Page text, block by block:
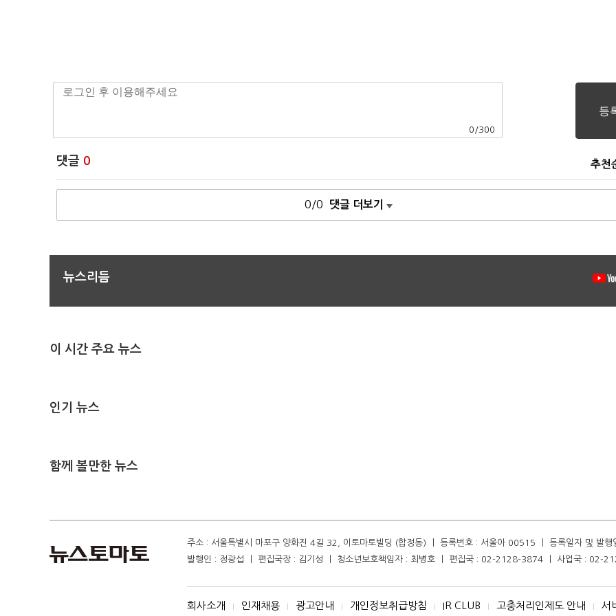
0 /300
댓글 0 추천
0/0 댓글 더보기
뉴스리듬
이 시간 주요 뉴스
인기 뉴스
함께 볼만한 뉴스
주소 : 서울특별시 마포구 양화진 4길 32, 이토마토빌딩 (합정동) ㅣ 등록번호 : 서울아 00515 ㅣ 등록일자 및 발
발행인 : 정광섭 ㅣ 편집국장 : 김기성 ㅣ 청소년보호책임자 : 최병호 ㅣ 편집국 : 02-2128-3874 ㅣ 사업국 : 02-
회사소개 I 인재채용 I 광고안내 I 개인정보취급방침 I IR CLUB I 고충처리인제도 안내 I 서